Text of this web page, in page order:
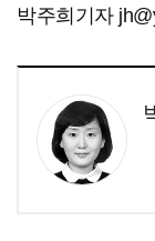
박주희기자